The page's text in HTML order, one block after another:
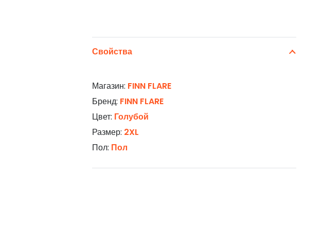
Свойства
Магазин: FINN FLARE
Бренд: FINN FLARE
Цвет: Голубой
Размер: 2XL
Пол: Пол